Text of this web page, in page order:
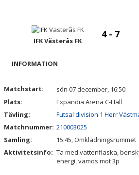
BILDGALLERI
DOKUMENT
IFK Västerås FK
4 - 7
INFORMATION
Matchstart:
sön 07 december, 16:50
Plats:
Expandia Arena C-Hall
Tävling:
Futsal division 1 Herr
Matchnummer: 210003025
Samling:
15:45, Omklädningsrummet
Aktivitetsinfo: Ta med vattenflaska,
energi, vamos mot 3p